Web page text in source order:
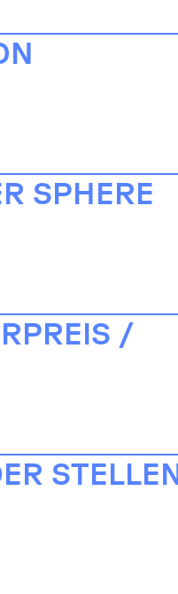
SPHERE
/